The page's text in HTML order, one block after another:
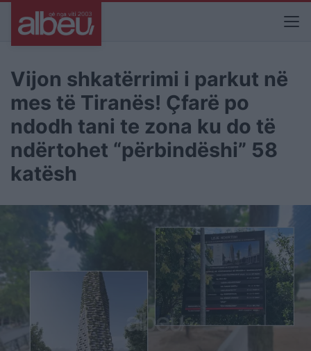
Vijon shkatërrimi i parkut në
mes të Tiranës! Çfarë po
ndodh tani te zona ku do të
ndërtohet “përbindëshi” 58
katësh